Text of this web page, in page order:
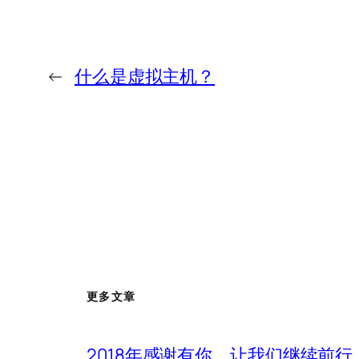
← 什么是虚拟主机？
更多文章